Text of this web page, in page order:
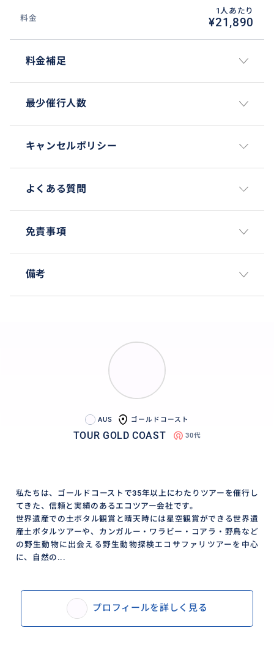
料金
1人あたり
¥21,890
料金補足
最少催行人数
キャンセルポリシー
よくある質問
免責事項
備考
AUS ゴールドコースト
TOUR GOLD COAST 30代
私たちは、ゴールドコーストで35年以上にわたりツアーを催行し
てきた、信頼と実績のあるエコツアー会社です。
世界遺産での土ボタル観賞と晴天時には星空観賞ができる世界遺
産土ボタルツアーや、カンガルー・ワラビー・コアラ・野鳥など
の野生動物に出会える野生動物探検エコサファリツアーを中心
に、自然の...
プロフィールを詳しく見る